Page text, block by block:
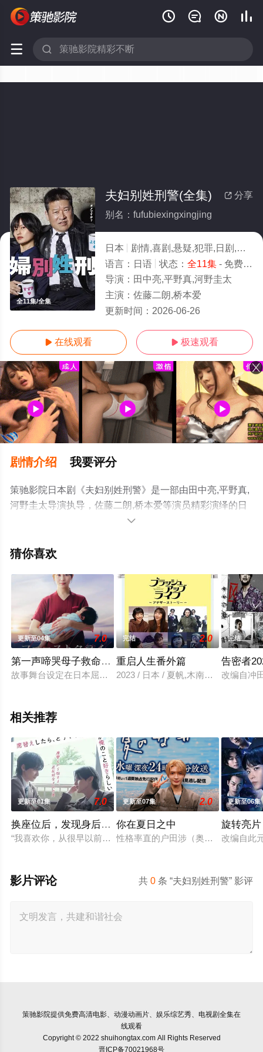
   
 
全11集/全集
 分享
夫妇别姓刑警(全集)
别名：fufubiexingxingjing
日本 剧情,喜剧,悬疑,犯罪,日剧,日本
语言： 日语 状态： 全11集- 免费在线观看
导演： 田中亮,平野真,河野圭太
主演： 佐藤二朗,桥本爱
更新时间： 2026-06-26
 在线观看  极速观看
剧情介绍 我要评分
策驰影院日本剧《夫妇别姓刑警》是一部由田中亮,平野真,
河野圭太导演执导，佐藤二朗,桥本爱等演员精彩演绎的日
本电视剧，大结局剧情已揭晓（全11集），手机免费观看
信息可移步至豆瓣电视剧、电视猫或剧情网等平台了解。

猜你喜欢
更新至04集 7.0
第一声啼哭母子救命急救班
故事舞台设定在日本屈指可数的顶级豪华医院“圣菲奥娜医院”。
完结 2.0
重启人生番外篇
2023 / 日本 / 夏帆,木南晴夏,野吕佳
完结
告密者
改编自冲
相关推荐
更新至01集 7.0
换座位后，发现身后的男生好像喜欢我
“我喜欢你，从很早以前就开始了。” 从换座位开始⁉︎ 性格完全相
更新至07集 2.0
你在夏日之中
性格率直的户田涉（奥智哉 饰）与
更新至06集
旋转亮片
改编自此
共0 条 “夫妇别姓刑警” 影评
影片评论
策驰影院提供免费高清电影、动漫动画片、娱乐综艺秀、电视剧全集在
线观看
Copyright © 2022 shuihongtax.com All Rights Reserved
晋ICP备70021968号